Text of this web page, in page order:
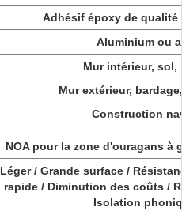
Adhésif époxy de qualité
Aluminium ou
Mur intérieur,
Mur extérieur,
Construction
NOA pour la zone d'ouragans à
Léger / Grande surface /
rapide / Diminution des coûts /
Isolation